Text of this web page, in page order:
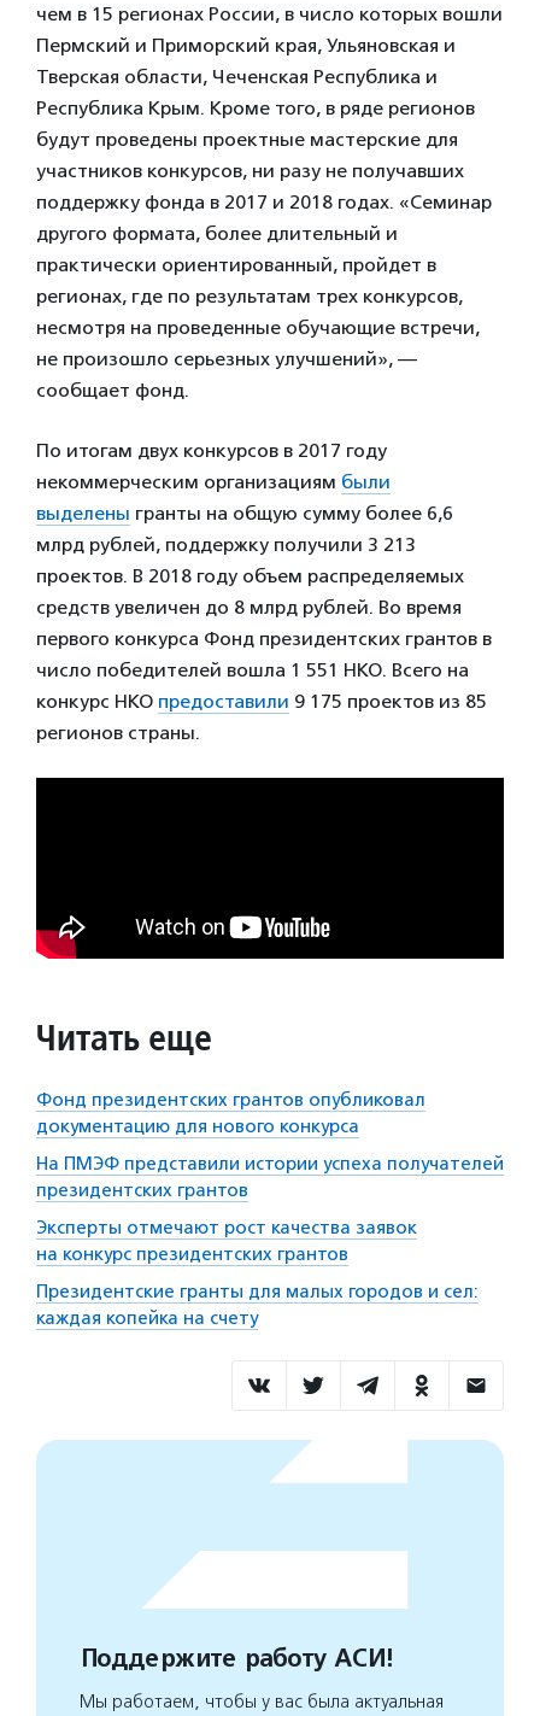
чем в 15 регионах России, в число которых вошли
Пермский и Приморский края, Ульяновская и
Тверская области, Чеченская Республика и
Республика Крым. Кроме того, в ряде регионов
будут проведены проектные мастерские для
участников конкурсов, ни разу не получавших
поддержку фонда в 2017 и 2018 годах. «Семинар
другого формата, более длительный и
практически ориентированный, пройдет в
регионах, где по результатам трех конкурсов,
несмотря на проведенные обучающие встречи,
не произошло серьезных улучшений», —
сообщает фонд.
По итогам двух конкурсов в 2017 году
некоммерческим организациям были
выделены гранты на общую сумму более 6,6
млрд рублей, поддержку получили 3 213
проектов. В 2018 году объем распределяемых
средств увеличен до 8 млрд рублей. Во время
первого конкурса Фонд президентских грантов в
число победителей вошла 1 551 НКО. Всего на
конкурс НКО предоставили 9 175 проектов из 85
регионов страны.
Читать еще
Фонд президентских грантов опубликовал
документацию для нового конкурса
На ПМЭФ представили истории успеха получателей
президентских грантов
Эксперты отмечают рост качества заявок
на конкурс президентских грантов
Президентские гранты для малых городов и сел:
каждая копейка на счету
Поддержите работу АСИ!
Мы работаем, чтобы у вас была актуальная